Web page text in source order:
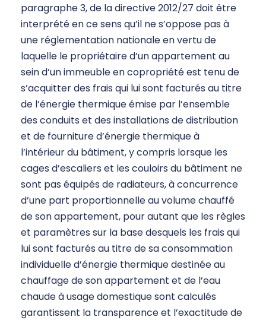
paragraphe 3, de la directive 2012/27 doit être
interprété en ce sens qu’il ne s’oppose pas à
une réglementation nationale en vertu de
laquelle le propriétaire d’un appartement au
sein d’un immeuble en copropriété est tenu de
s’acquitter des frais qui lui sont facturés au titre
de l’énergie thermique émise par l’ensemble
des conduits et des installations de distribution
et de fourniture d’énergie thermique à
l’intérieur du bâtiment, y compris lorsque les
cages d’escaliers et les couloirs du bâtiment ne
sont pas équipés de radiateurs, à concurrence
d’une part proportionnelle au volume chauffé
de son appartement, pour autant que les règles
et paramètres sur la base desquels les frais qui
lui sont facturés au titre de sa consommation
individuelle d’énergie thermique destinée au
chauffage de son appartement et de l’eau
chaude à usage domestique sont calculés
garantissent la transparence et l’exactitude de